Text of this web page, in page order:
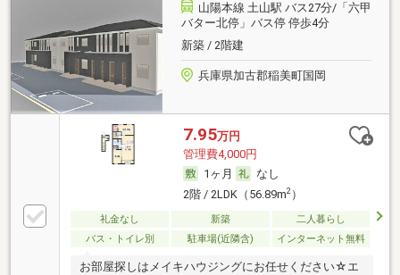
山陽本線 土山駅 バス27分/「六甲
バター北停」バス停 停歩4分
新築 / 2階建
兵庫県加古郡稲美町国岡
7.95万円
管理費4,000円
1ヶ月
なし
2階 / 2LDK（56.89m2）
礼金なし 新築
二人暮らし
バス・トイレ別
駐車場(近隣含) インターネット無料
お部屋探しはメイキハウジングにお任せください☆エ